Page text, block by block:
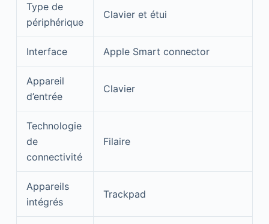
Type de
périphérique
Clavier et étui
Interface Apple Smart connector
Appareil
d’entrée
Clavier
Technologie
de
connectivité
Filaire
Appareils
intégrés
Trackpad